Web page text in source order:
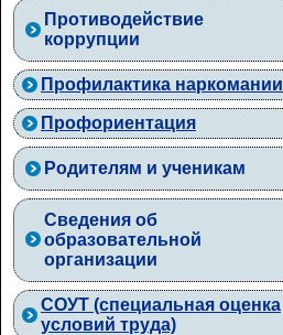
Противодействие
коррупции
Профилактика наркомании
Профориентация
Родителям и ученикам
Сведения об
образовательной
организации
СОУТ (специальная оценка
условий труда)